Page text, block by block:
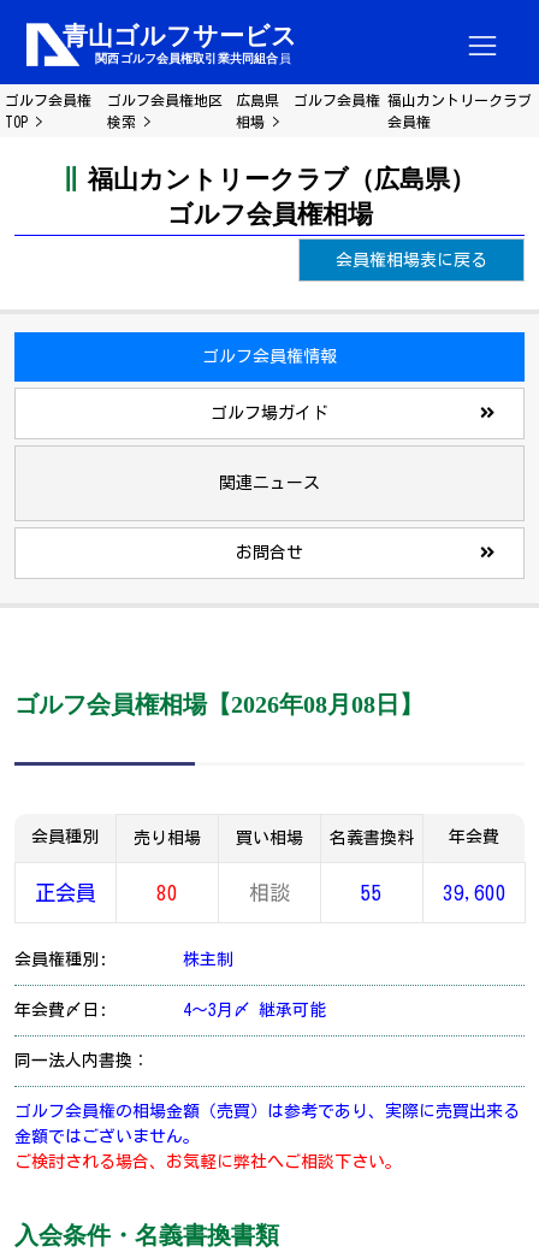
ゴルフ会員権
TOP
ゴルフ会員権地区
検索
広島県 ゴルフ会員権
相場
福山カントリークラブ
会員権
福山カントリークラブ（広島県）
ゴルフ会員権相場
会員権相場表に戻る
ゴルフ会員権情報
ゴルフ場ガイド
関連ニュース
お問合せ
ゴルフ会員権相場【2026年08月08日】
会員種別 売り相場 買い相場 名義書換料 年会費
正会員 80 相談 55 39,600
会員権種別: 株主制
年会費〆日: 4～3月〆 継承可能
同一法人内書換：
ゴルフ会員権の相場金額（売買）は参考であり、実際に売買出来る
金額ではございません。
ご検討される場合、お気軽に弊社へご相談下さい。
入会条件・名義書換書類